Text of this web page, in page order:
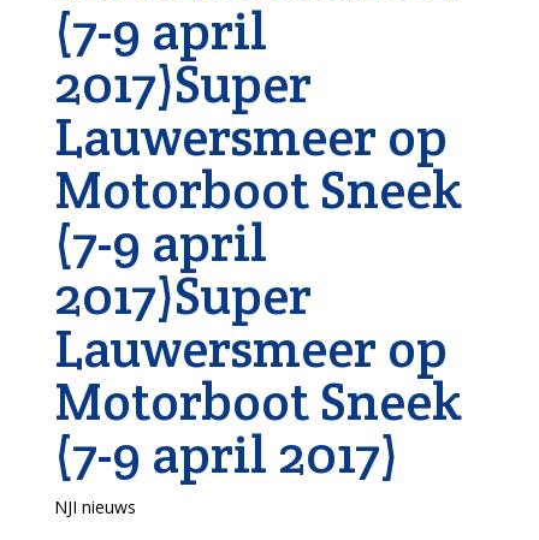
(7-9 april
2017)Super
Lauwersmeer op
Motorboot Sneek
(7-9 april
2017)Super
Lauwersmeer op
Motorboot Sneek
(7-9 april 2017)
NJI nieuws